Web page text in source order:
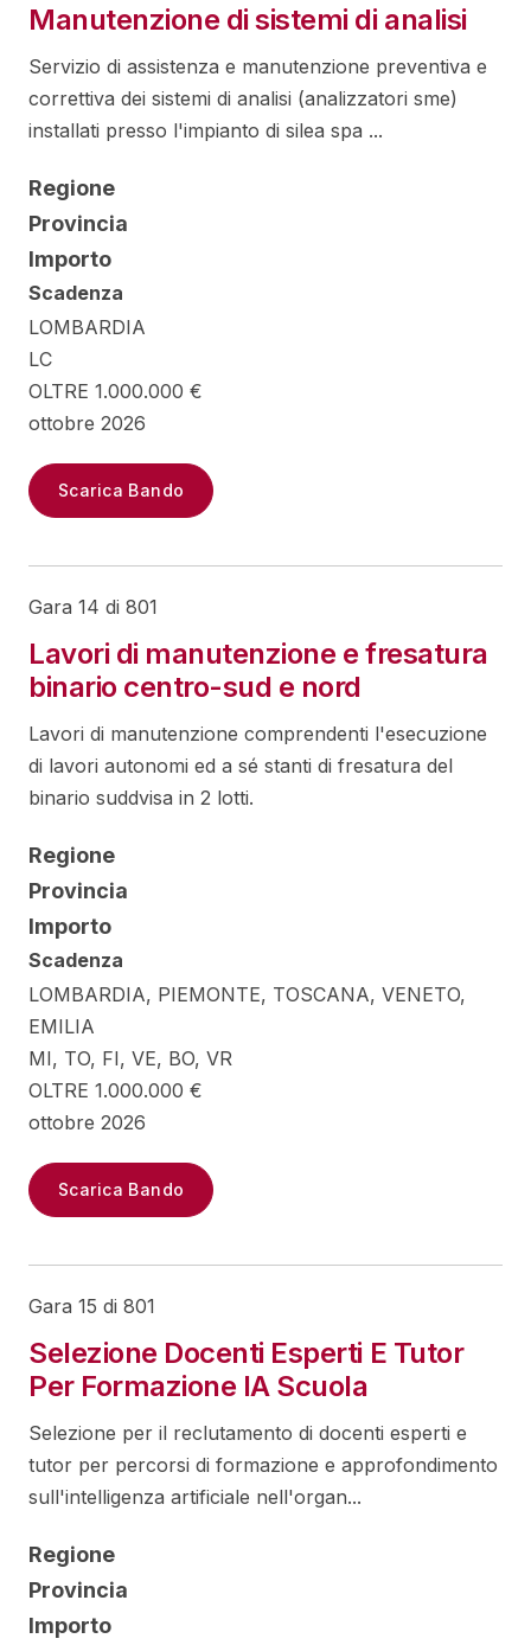
Manutenzione di sistemi di analisi
Servizio di assistenza e manutenzione preventiva e
correttiva dei sistemi di analisi (analizzatori sme)
installati presso l'impianto di silea spa ...
Regione
Provincia
Importo
Scadenza
LOMBARDIA
LC
OLTRE 1.000.000 €
ottobre 2026
Scarica Bando
Gara 14 di 801
Lavori di manutenzione e fresatura
binario centro-sud e nord
Lavori di manutenzione comprendenti l'esecuzione
di lavori autonomi ed a sé stanti di fresatura del
binario suddvisa in 2 lotti.
Regione
Provincia
Importo
Scadenza
LOMBARDIA, PIEMONTE, TOSCANA, VENETO,
EMILIA
MI, TO, FI, VE, BO, VR
OLTRE 1.000.000 €
ottobre 2026
Scarica Bando
Gara 15 di 801
Selezione Docenti Esperti E Tutor
Per Formazione IA Scuola
Selezione per il reclutamento di docenti esperti e
tutor per percorsi di formazione e approfondimento
sull'intelligenza artificiale nell'organ...
Regione
Provincia
Importo